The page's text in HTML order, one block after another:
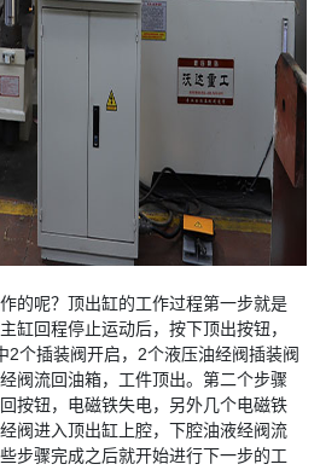
的呢？顶出缸的工作过程第一步就是
缸回程停止运动后，按下顶出按钮，
2个插装阀开启，2个液压油经阀插装阀
阀流回油箱，工件顶出。第二个步骤
按钮，电磁铁失电，另外几个电磁铁
阀进入顶出缸上腔，下腔油液经阀流
步骤完成之后就开始进行下一步的工